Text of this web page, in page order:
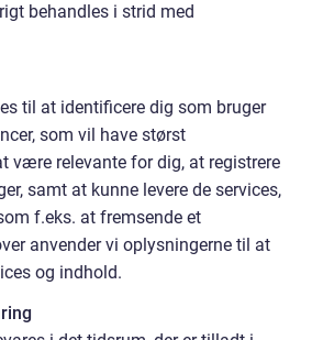
behandles i strid med
til at identificere dig som bruger
som vil have størst
være relevante for dig, at registrere
samt at kunne levere de services,
f.eks. at fremsende et
anvender vi oplysningerne til at
og indhold.